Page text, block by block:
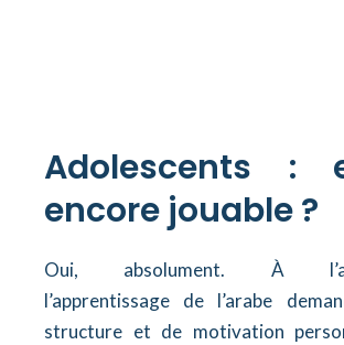
Adolescents :
encore jouable ?
Oui, absolument. À
l’apprentissage de l’arabe
structure et de motivation